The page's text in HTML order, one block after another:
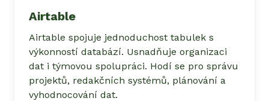
Airtable
Airtable spojuje jednoduchost tabulek s
výkonností databází. Usnadňuje organizaci
dat i týmovou spolupráci. Hodí se pro správu
projektů, redakčních systémů, plánování a
vyhodnocování dat.